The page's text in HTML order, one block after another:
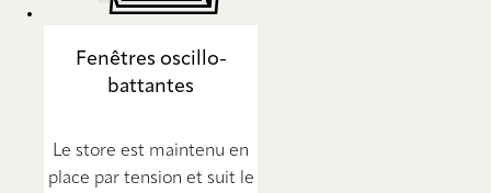
Fenêtres oscillo-
battantes
Le store est maintenu en
place par tension et suit le